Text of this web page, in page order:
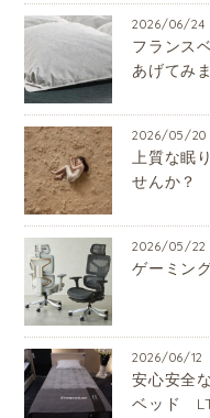
2026/06/24
フランス
あげてみ
2026/05/20
上質な眠
せんか？
2026/05/22
ゲーミン
2026/06/12
安心安全
ベッド LT